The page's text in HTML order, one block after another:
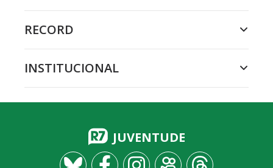
RECORD
INSTITUCIONAL
JUVENTUDE